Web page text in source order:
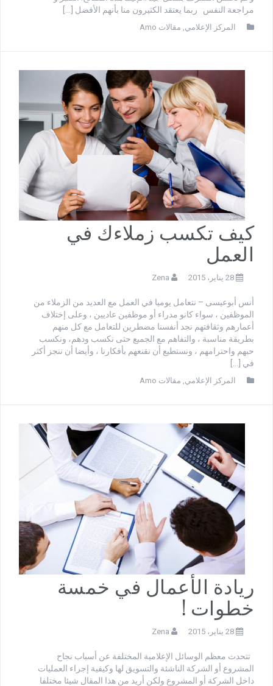
مراجعة النفس ربما يعتقد الكثيرون منا بأنهم الأفضل […]
المركز الإعلامي , مقالات Amo
كيف تكسب زملاءك في
العمل
28 يناير، 2015 Zena
أنس أبوعيسى – نتعامل يوميا في العمل مع العديد من الزملاء من
الموظفين ، سواء كانو مدراء أو موظفين عاديين ، وعلى إختلاف
أعمارهم وثقافتهم نجد أنفسنا مضطرين للتعامل مع كل منهم
بطريقة مناسبة ، والتفاهم مع الجميع حتى نكسب ودهم، ونكسب
حبهم واحترامهم ، ونستطيع أن نقنعهم بأفكارنا ، وأيضا أن ننجز أكثر
في […]
المركز الإعلامي , مقالات Amo
ريادة الأعمال في خمسة
خطوات !
28 يناير، 2015 Zena
تتحدث معظم الوسائل الإعلامية المختلفة عن أسباب نجاح
المشروع أو الشركة الناشئة والتسويق لها وكيفية إجراء العمليات
داخل الشركة أو المشروع ولكن أريد من هذا المقال شيئا مختلفا